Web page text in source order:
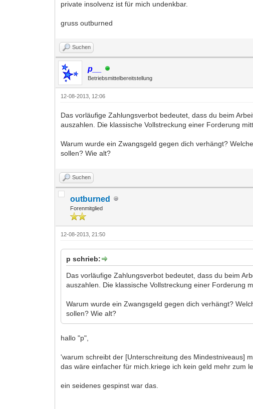
private insolvenz ist für mich undenkbar.
gruss outburned
Suchen
p__
Betriebsmittelbereitstellung
12-08-2013, 12:06
Das vorläufige Zahlungsverbot bedeutet, dass du beim
auszahlen. Die klassische Vollstreckung einer Forderung
Warum wurde ein Zwangsgeld gegen dich verhängt?
sollen? Wie alt?
Suchen
outburned
Forenmitglied
12-08-2013, 21:50
p schrieb:
Das vorläufige Zahlungsverbot bedeutet, dass du beim
auszahlen. Die klassische Vollstreckung einer Forderung
Warum wurde ein Zwangsgeld gegen dich verhängt?
sollen? Wie alt?
hallo "p",
'warum schreibt der [Unterschreitung des Mindestniveaus]
das wäre einfacher für mich.kriege ich kein geld mehr zum
ein seidenes gespinst war das.